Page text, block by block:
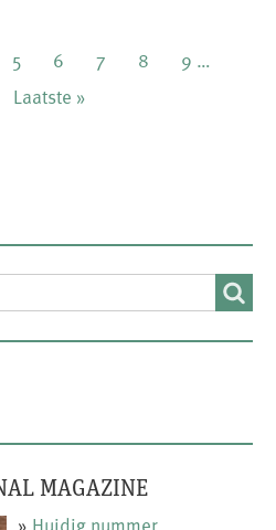
Pagina
5 Pagina
6 Pagina
7 Pagina
8 Pagina
9 …
Laatste
Laatste »
MAGAZINE
» Huidig nummer